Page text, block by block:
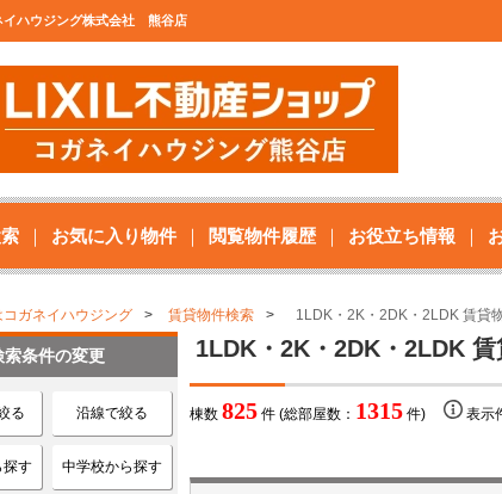
イハウジング株式会社 熊谷店
お気に入り物件 閲覧物件履歴 お役立ち情報
ガネイハウジング 賃貸物件検索 1LDK・2K・2DK・2LDK 賃貸
1LDK・2K・2DK・2LDK
棟数 825 件 (総部屋数： 1315 件) 表示
索条件の変更
る 沿線で絞る
探す 中学校から探す